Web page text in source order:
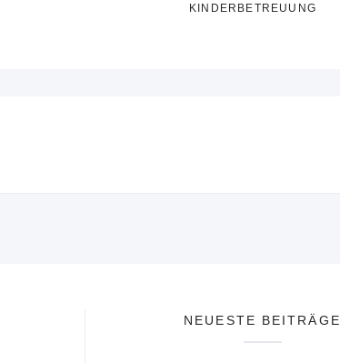
KINDERBETREUUNG
NEUESTE BEITRÄGE